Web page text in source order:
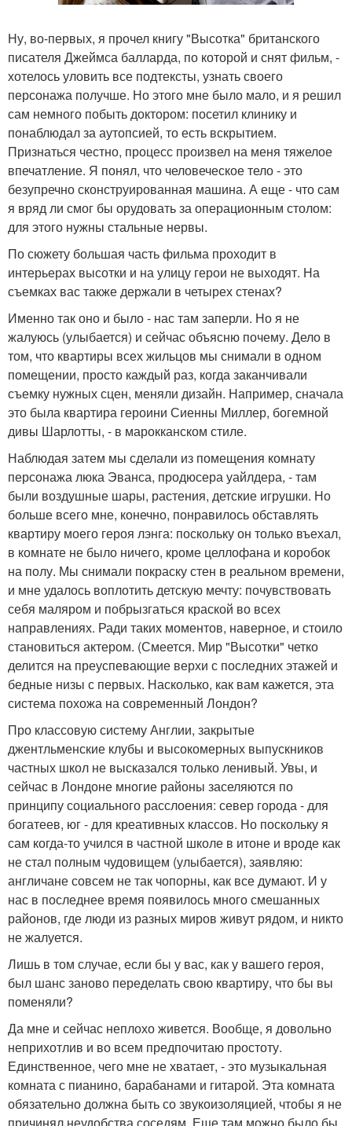
Ну, во-первых, я прочел книгу "Высотка" британского
писателя Джеймса балларда, по которой и снят фильм, -
хотелось уловить все подтексты, узнать своего
персонажа получше. Но этого мне было мало, и я решил
сам немного побыть доктором: посетил клинику и
понаблюдал за аутопсией, то есть вскрытием.
Признаться честно, процесс произвел на меня тяжелое
впечатление. Я понял, что человеческое тело - это
безупречно сконструированная машина. А еще - что сам
я вряд ли смог бы орудовать за операционным столом:
для этого нужны стальные нервы.
По сюжету большая часть фильма проходит в
интерьерах высотки и на улицу герои не выходят. На
съемках вас также держали в четырех стенах?
Именно так оно и было - нас там заперли. Но я не
жалуюсь (улыбается) и сейчас объясню почему. Дело в
том, что квартиры всех жильцов мы снимали в одном
помещении, просто каждый раз, когда заканчивали
съемку нужных сцен, меняли дизайн. Например, сначала
это была квартира героини Сиенны Миллер, богемной
дивы Шарлотты, - в марокканском стиле.
Наблюдая затем мы сделали из помещения комнату
персонажа люка Эванса, продюсера уайлдера, - там
были воздушные шары, растения, детские игрушки. Но
больше всего мне, конечно, понравилось обставлять
квартиру моего героя лэнга: поскольку он только въехал,
в комнате не было ничего, кроме целлофана и коробок
на полу. Мы снимали покраску стен в реальном времени,
и мне удалось воплотить детскую мечту: почувствовать
себя маляром и побрызгаться краской во всех
направлениях. Ради таких моментов, наверное, и стоило
становиться актером. (Смеется. Мир "Высотки" четко
делится на преуспевающие верхи с последних этажей и
бедные низы с первых. Насколько, как вам кажется, эта
система похожа на современный Лондон?
Про классовую систему Англии, закрытые
джентльменские клубы и высокомерных выпускников
частных школ не высказался только ленивый. Увы, и
сейчас в Лондоне многие районы заселяются по
принципу социального расслоения: север города - для
богатеев, юг - для креативных классов. Но поскольку я
сам когда-то учился в частной школе в итоне и вроде как
не стал полным чудовищем (улыбается), заявляю:
англичане совсем не так чопорны, как все думают. И у
нас в последнее время появилось много смешанных
районов, где люди из разных миров живут рядом, и никто
не жалуется.
Лишь в том случае, если бы у вас, как у вашего героя,
был шанс заново переделать свою квартиру, что бы вы
поменяли?
Да мне и сейчас неплохо живется. Вообще, я довольно
неприхотлив и во всем предпочитаю простоту.
Единственное, чего мне не хватает, - это музыкальная
комната с пианино, барабанами и гитарой. Эта комната
обязательно должна быть со звукоизоляцией, чтобы я не